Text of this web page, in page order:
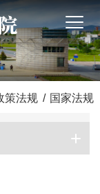
策法规 / 国家法规